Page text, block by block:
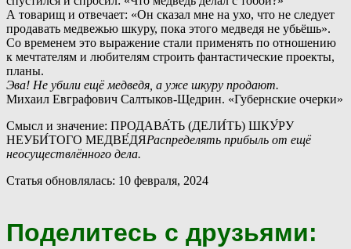
А товарищ и отвечает: «Он сказал мне на ухо, что не следует
продавать медвежью шкуру, пока этого медведя не убьёшь».
Со временем это выражение стали применять по отношению
к мечтателям и любителям строить фантастические проекты,
планы.
Эва! Не убили ещё медведя, а уже шкуру продают.
Михаил Евграфович Салтыков-Щедрин. «Губернские очерки»
Смысл и значение: ПРОДАВА́ТЬ (ДЕЛИ́ТЬ) ШКУ́РУ
НЕУБИ́ТОГО МЕДВЕ́ДЯРаспределять прибыль от ещё
неосуществлённого дела.
Статья обновлялась: 10 февраля, 2024
Поделитесь с друзьями: